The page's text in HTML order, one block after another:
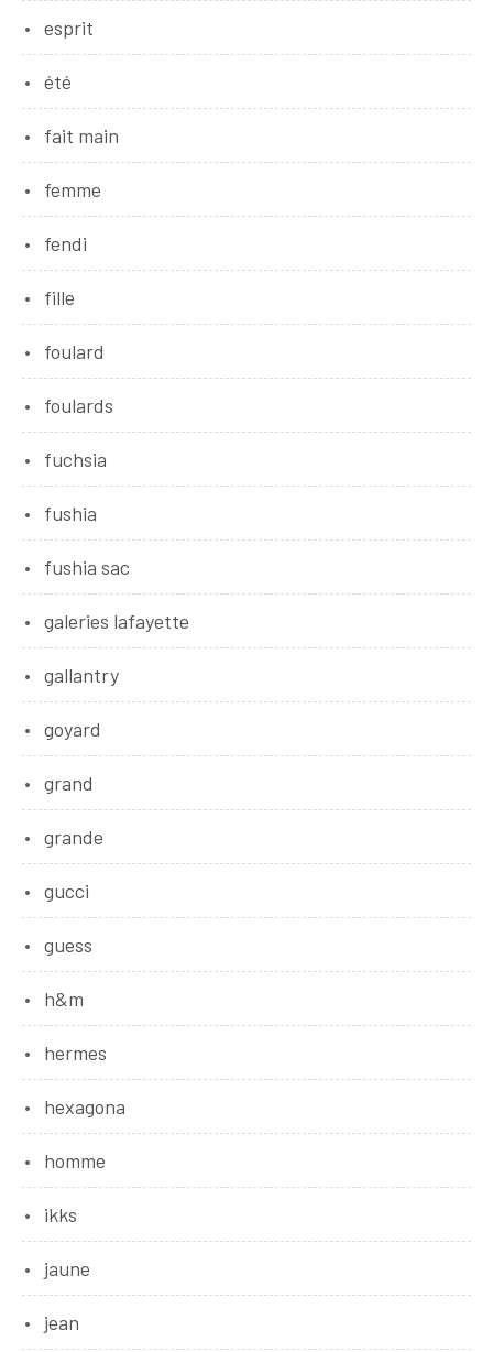
esprit
été
fait main
femme
fendi
fille
foulard
foulards
fuchsia
fushia
fushia sac
galeries lafayette
gallantry
goyard
grand
grande
gucci
guess
h&m
hermes
hexagona
homme
ikks
jaune
jean